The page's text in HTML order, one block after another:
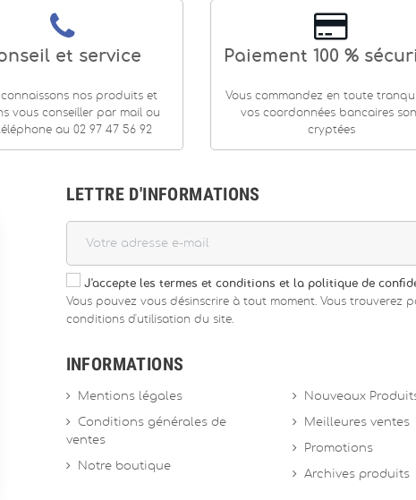
et service
connaissons nos produits et
vous conseiller par mail ou
au 02 97 47 56 92
Paiement 100 %
Vous commandez en toute
vos coordonnées bancaires
cryptées
LETTRE D'INFORMATIONS
J'accepte les termes et conditions et la politique de
Vous pouvez vous désinscrire à tout moment. Vous trouverez
conditions d'utilisation du site.
INFORMATIONS
Mentions légales
Conditions générales de
ventes
Notre boutique
Nouveaux
Meilleures ventes
Promotions
Archives produits